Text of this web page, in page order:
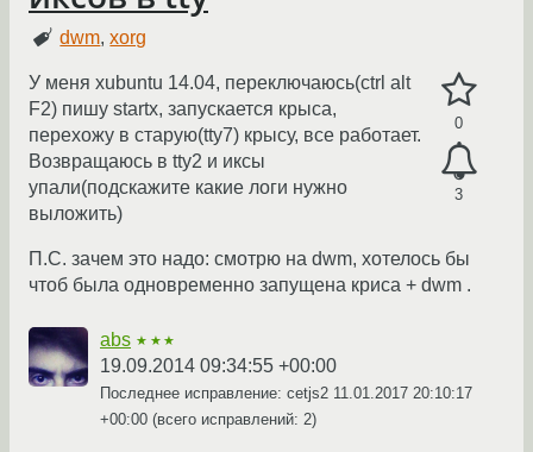
dwm,xorg
0
3
У меня xubuntu 14.04, переключаюсь(ctrl alt
F2) пишу startx, запускается крыса,
перехожу в старую(tty7) крысу, все работает.
Возвращаюсь в tty2 и иксы
упали(подскажите какие логи нужно
выложить)
П.С. зачем это надо: смотрю на dwm, хотелось бы
чтоб была одновременно запущена криса + dwm .
abs ★★★
19.09.2014 09:34:55 +00:00
Последнее исправление: cetjs2 11.01.2017 20:10:17
+00:00 (всего исправлений: 2)